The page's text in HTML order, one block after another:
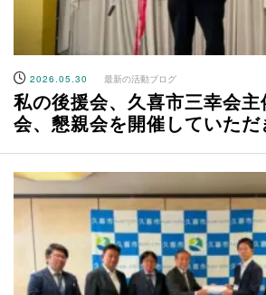
2026.05.30 最新の活動ブログ
私の後援会、久喜市三幸会主
会、懇親会を開催していただ